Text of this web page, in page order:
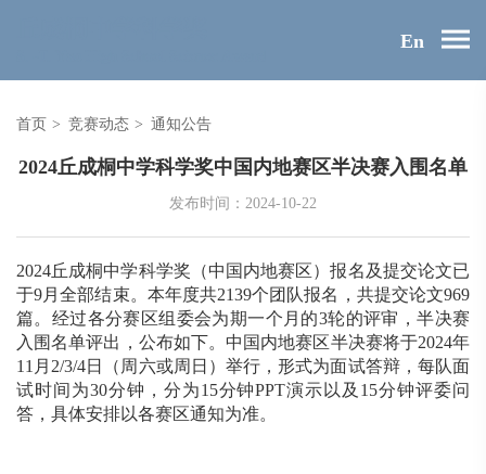
En
首页 > 竞赛动态 > 通知公告
2024丘成桐中学科学奖中国内地赛区半决赛入围名单
发布时间：2024-10-22
2024丘成桐中学科学奖（中国内地赛区）报名及提交论文已
于9月全部结束。本年度共2139个团队报名，共提交论文969
篇。经过各分赛区组委会为期一个月的3轮的评审，半决赛
入围名单评出，公布如下。中国内地赛区半决赛将于2024年
11 月 2/3/4日（周六或周日）举行，形式为面试答辩，每队面
试时间为30分钟，分为15分钟PPT演示以及 15分钟评委问
答，具体安排以各赛区通知为准。